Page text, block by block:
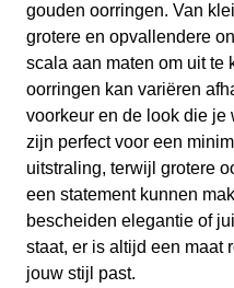
gouden oorringen. Van
grotere en opvallendere
scala aan maten om uit te
oorringen kan variëren
voorkeur en de look die je
zijn perfect voor een
uitstraling, terwijl grotere
een statement kunnen
bescheiden elegantie of
staat, er is altijd een maat
jouw stijl past.